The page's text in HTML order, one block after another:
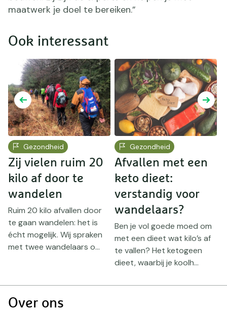
maatwerk je doel te bereiken.”
Ook interessant
Gezondheid
Zij vielen ruim 20
kilo af door te
wandelen
Ruim 20 kilo afvallen door
te gaan wandelen: het is
écht mogelijk. Wij spraken
met twee wandelaars o...
Gezondheid
Afvallen met een
keto dieet:
verstandig voor
wandelaars?
Ben je vol goede moed om
met een dieet wat kilo’s af
te vallen? Het ketogeen
dieet, waarbij je koolh...
Doormat
Over ons